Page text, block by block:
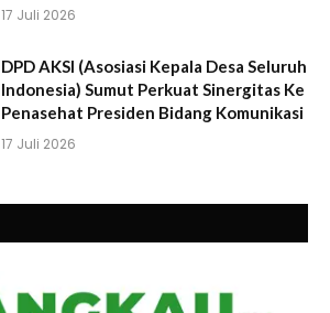
17 Juli 2026
DPD AKSI (Asosiasi Kepala Desa Seluruh
Indonesia) Sumut Perkuat Sinergitas Ke
Penasehat Presiden Bidang Komunikasi
17 Juli 2026